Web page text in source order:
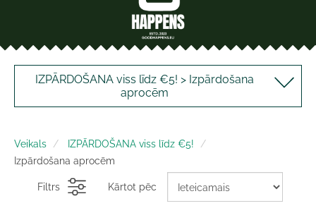
IZPĀRDOŠANA viss līdz €5! > Izpārdošana
aprocēm
Veikals
IZPĀRDOŠANA viss līdz €5!
Izpārdošana aprocēm
Filtrs Kārtot pēc